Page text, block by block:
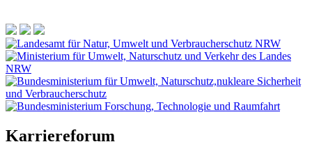
Karriereforum